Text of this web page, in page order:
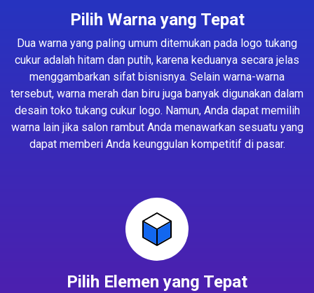
Pilih Warna yang Tepat
Dua warna yang paling umum ditemukan pada logo tukang
cukur adalah hitam dan putih, karena keduanya secara jelas
menggambarkan sifat bisnisnya. Selain warna-warna
tersebut, warna merah dan biru juga banyak digunakan dalam
desain toko tukang cukur logo. Namun, Anda dapat memilih
warna lain jika salon rambut Anda menawarkan sesuatu yang
dapat memberi Anda keunggulan kompetitif di pasar.
Pilih Elemen yang Tepat